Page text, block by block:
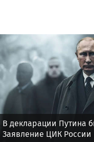
В декларации Путина
Заявление ЦИК России